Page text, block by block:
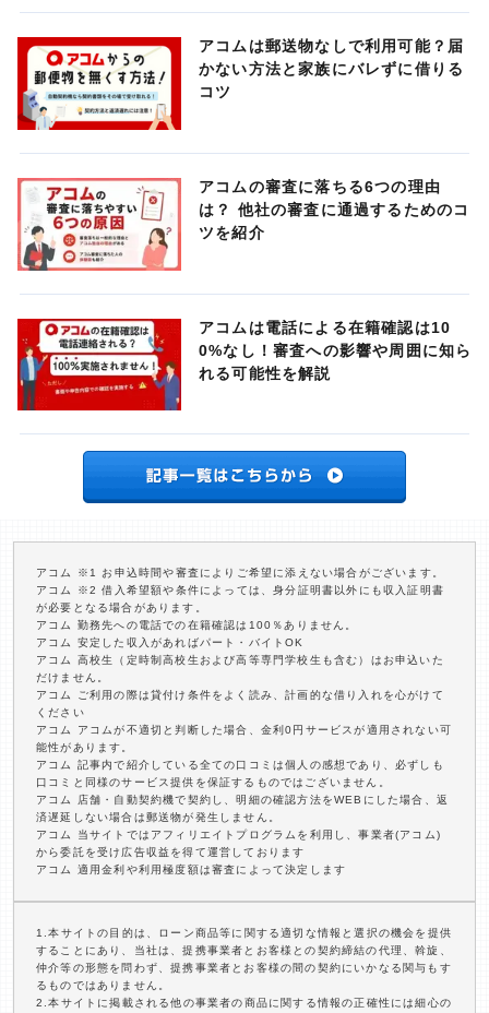
アコムは郵送物なしで利用可能？届
かない方法と家族にバレずに借りる
コツ
アコムの審査に落ちる6つの理由
は？ 他社の審査に通過するためのコ
ツを紹介
アコムは電話による在籍確認は10
0%なし！審査への影響や周囲に知ら
れる可能性を解説
アコム ※1 お申込時間や審査によりご希望に添えない場合がございます。
アコム ※2 借入希望額や条件によっては、身分証明書以外にも収入証明書
が必要となる場合があります。
アコム 勤務先への電話での在籍確認は100％ありません。
アコム 安定した収入があればパート・バイトOK
アコム 高校生（定時制高校生および高等専門学校生も含む）はお申込いた
だけません。
アコム ご利用の際は貸付け条件をよく読み、計画的な借り入れを心がけて
ください
アコム アコムが不適切と判断した場合、金利0円サービスが適用されない可
能性があります。
アコム 記事内で紹介している全ての口コミは個人の感想であり、必ずしも
口コミと同様のサービス提供を保証するものではございません。
アコム 店舗・自動契約機で契約し、明細の確認方法をWEBにした場合、返
済遅延しない場合は郵送物が発生しません。
アコム 当サイトではアフィリエイトプログラムを利用し、事業者(アコム)
から委託を受け広告収益を得て運営しております
アコム 適用金利や利用極度額は審査によって決定します
1.本サイトの目的は、ローン商品等に関する適切な情報と選択の機会を提供
することにあり、当社は、提携事業者とお客様との契約締結の代理、斡旋、
仲介等の形態を問わず、提携事業者とお客様の間の契約にいかなる関与もす
るものではありません。
2.本サイトに掲載される他の事業者の商品に関する情報の正確性には細心の